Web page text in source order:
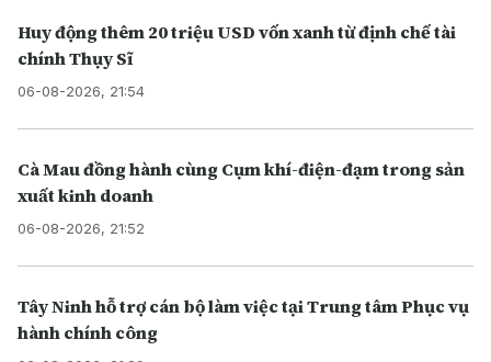
Huy động thêm 20 triệu USD vốn xanh từ định chế tài
chính Thụy Sĩ
06-08-2026, 21:54
Cà Mau đồng hành cùng Cụm khí-điện-đạm trong sản
xuất kinh doanh
06-08-2026, 21:52
Tây Ninh hỗ trợ cán bộ làm việc tại Trung tâm Phục vụ
hành chính công